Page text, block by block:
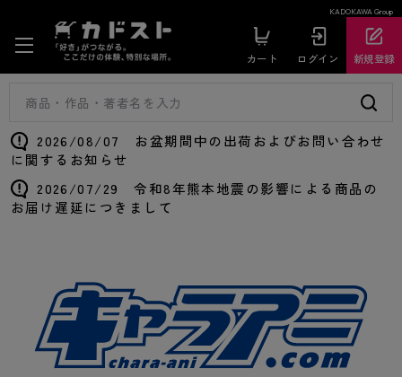
KADOKAWA Group
カート ログイン 新規登録
2026/08/07 お盆期間中の出荷およびお問い合わせ
に関するお知らせ
2026/07/29 令和8年熊本地震の影響による商品の
お届け遅延につきまして